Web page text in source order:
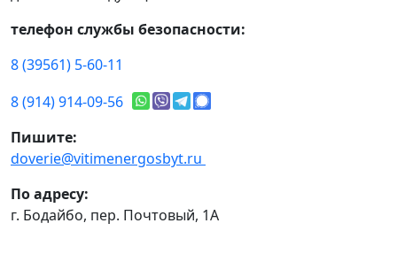
телефон службы безопасности:
8 (39561) 5-60-11
8 (914) 914-09-56
Пишите:
doverie@vitimenergosbyt.ru
По адресу:
г. Бодайбо, пер. Почтовый, 1А